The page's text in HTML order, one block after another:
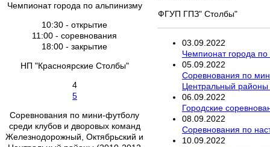
Чемпионат города по альпинизму
10:30 - открытие
11:00 - соревнования
18:00 - закрытие
НП "Красноярские Столбы"
4
5
Соревнования по мини-футболу
среди клубов и дворовых команд
Железнодорожный, Октябрьский и
ФГУП ГПЗ" Столбы"
03 09 2022
Чемпионат города
05 09 2022
Соревнования по
Центральный районы
06 09 2022
Городские
08 09 2022
Соревнования по
10 09 2022